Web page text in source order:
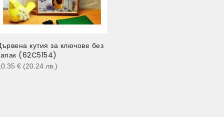
кутия за ключове без
(62C5154)
€ (20.24 лв. )